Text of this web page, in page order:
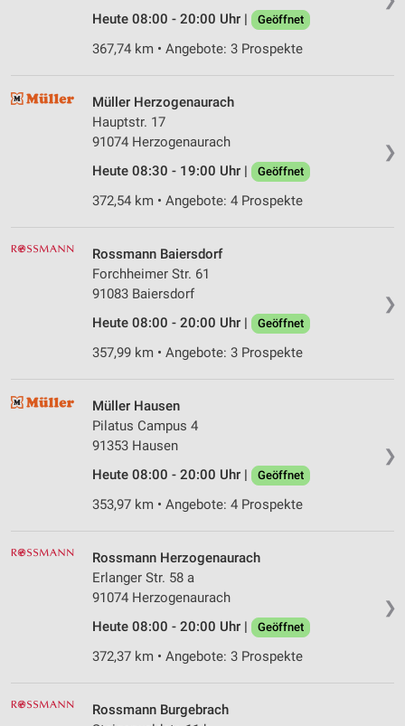
Heute 08:00 - 20:00 Uhr | Geöffnet
367,74 km • Angebote: 3 Prospekte
❯
Müller Herzogenaurach
Hauptstr. 17
91074 Herzogenaurach
Heute 08:30 - 19:00 Uhr |
Geöffnet
372,54 km • Angebote: 4 Prospekte
❯
Rossmann Baiersdorf
Forchheimer Str. 61
91083 Baiersdorf
Heute 08:00 - 20:00 Uhr |
Geöffnet
357,99 km • Angebote: 3 Prospekte
❯
Müller Hausen
Pilatus Campus 4
91353 Hausen
Heute 08:00 - 20:00 Uhr |
Geöffnet
353,97 km • Angebote: 4 Prospekte
❯
Rossmann Herzogenaurach
Erlanger Str. 58 a
91074 Herzogenaurach
Heute 08:00 - 20:00 Uhr |
Geöffnet
372,37 km • Angebote: 3 Prospekte
Rossmann Burgebrach